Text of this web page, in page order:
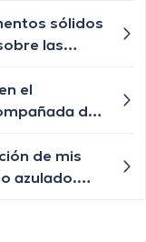
puede
sólidos
las
el
de
y cuándo
de mis
azulado.
buscar